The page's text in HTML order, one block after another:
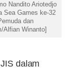
Nandito Ariotedjo
Sea Games ke-32
dan
Alfian Winanto]
dalam